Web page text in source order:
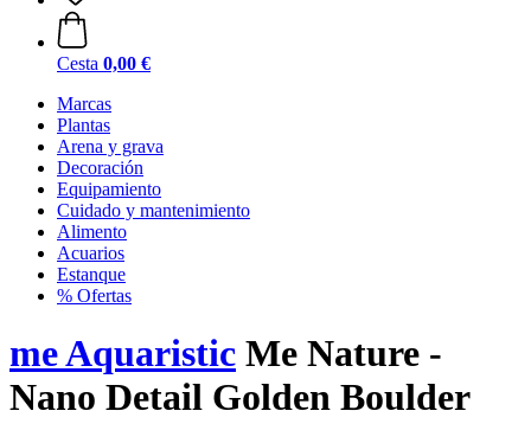
Cesta 0,00 €
Marcas
Plantas
Arena y grava
Decoración
Equipamiento
Cuidado y mantenimiento
Alimento
Acuarios
Estanque
% Ofertas
me Aquaristic Me Nature -
Nano Detail Golden Boulder